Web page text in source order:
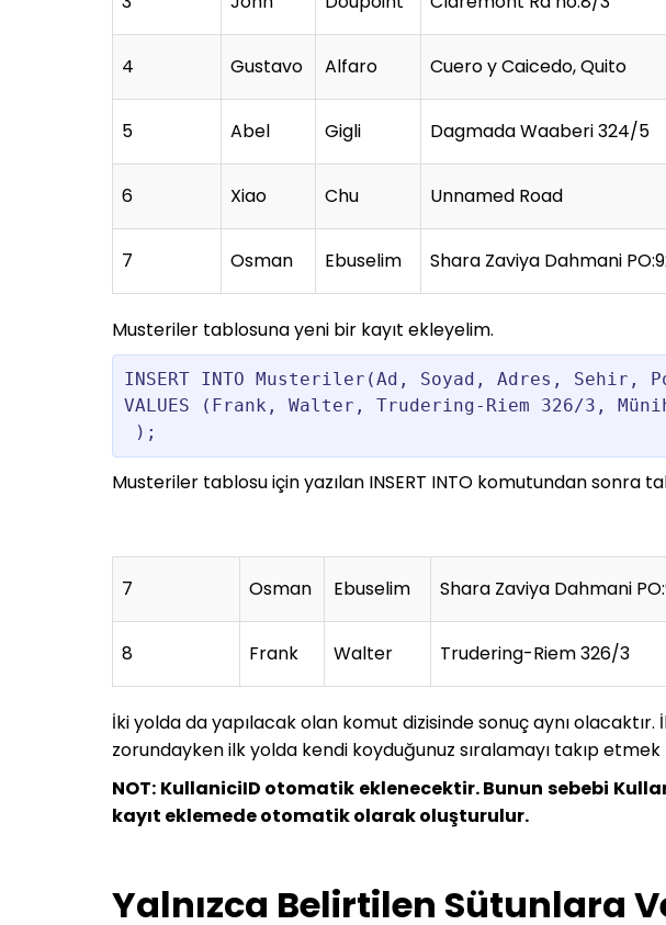
4 Gustavo Alfaro Cuero y Caicedo, Quito
5 Abel Gigli Dagmada Waaberi 324/5
6 Xiao Chu Unnamed Road
7 Osman Ebuselim Shara Zaviya Dahmani
Musteriler tablosuna yeni bir kayıt ekleyelim.
INSERT INTO Musteriler(Ad, Soyad, Adres, Sehir,
VALUES (Frank, Walter, Trudering-Riem 326/3,
);
Musteriler tablosu için yazılan INSERT INTO komutundan sonra
7 Osman Ebuselim Shara Zaviya Dahmani
8 Frank Walter Trudering-Riem 326/3
İki yolda da yapılacak olan komut dizisinde sonuç aynı
zorundayken ilk yolda kendi koyduğunuz sıralamayı takıp etmek
NOT: KullaniciID otomatik eklenecektir. Bunun sebebi
kayıt eklemede otomatik olarak oluşturulur.
Yalnızca Belirtilen Sütunlara